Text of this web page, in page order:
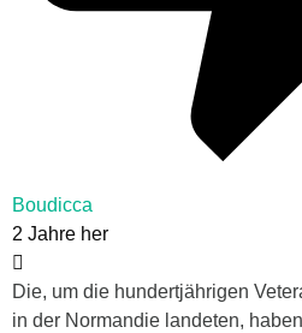
Boudicca
2 Jahre her
Die, um die hundertjährigen
in der Normandie landeten,